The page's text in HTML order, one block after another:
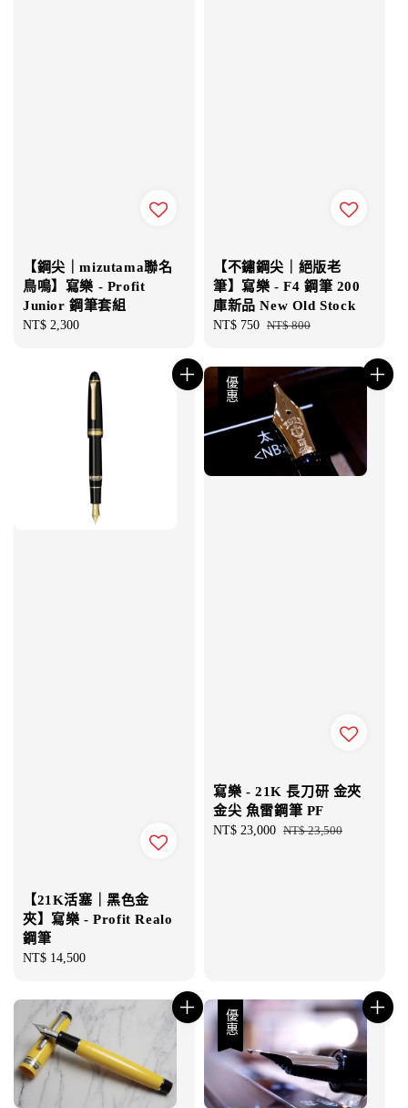
【鋼尖｜mizutama聯名
鳥鳴】寫樂 - Profit
Junior 鋼筆套組
Regular
NT$ 2,300
【不鏽鋼尖｜絕版老
筆】寫樂 - F4 鋼筆 200
庫新品 New Old Stock
Sale
NT$ 750 Regular
NT$ 800
【21K活塞｜黑色金
夾】寫樂 - Profit Realo
鋼筆
Regular
NT$ 14,500
優惠
寫樂 - 21K 長刀研 金夾
金尖 魚雷鋼筆 PF
Sale
NT$ 23,000 Regular
NT$ 23,500
優惠